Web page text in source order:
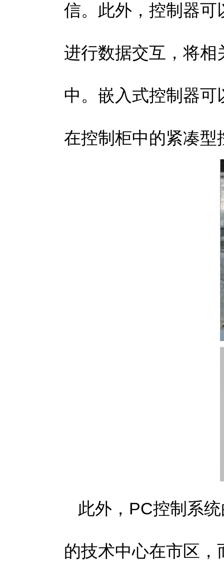
信。此外，控制器可
进行数据交互，将
中。 嵌入式控制器可
在控制柜中的紧凑
此外， PC控制系统
的技术中心在市区